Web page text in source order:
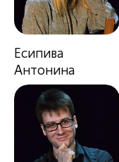
Есипива
Антонина